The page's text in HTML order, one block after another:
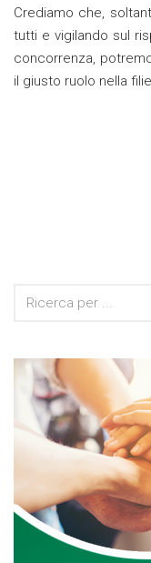
Crediamo che,
tutti e vigilando sul
concorrenza,
il giusto ruolo nella